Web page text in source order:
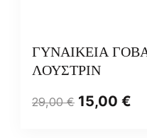
ΓΥΝΑΙΚΕΙΑ
ΛΟΥΣΤΡΙΝ
29,00€ 15,00 €